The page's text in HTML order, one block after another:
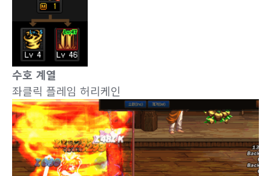
수호 계열
좌클릭 플레임 허리케인